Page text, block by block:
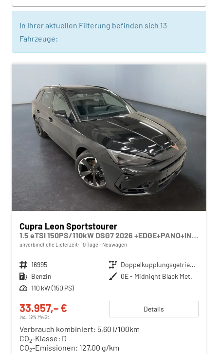
In Ihrer aktuellen Filterung befinden sich 13
Fahrzeuge:
Cupra Leon Sportstourer
1.5 eTSI 150PS/110kW DSG7 2026 +EDGE+PANO+INTELLIGENT DRIVE
unverbindliche Lieferzeit: 10 Tage Neuwagen
Fahrzeugnr. 16995 Getriebe
Doppelkupplungsgetriebe (DSG)
Kraftstoff Benzin Außenfarbe 0E - Midnight Black Met.
Leistung 110 kW (150 PS)
33.957,– €
incl. 19% MwSt.
Details
Verbrauch kombiniert: 5,60 l/100km
CO2-Klasse: D
CO2-Emissionen: 127,00 g/km